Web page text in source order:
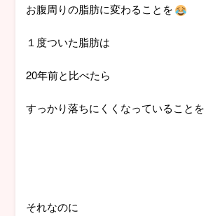
お腹周りの脂肪に変わることを
１度ついた脂肪は
20年前と比べたら
すっかり落ちにくくなっていることを
それなのに